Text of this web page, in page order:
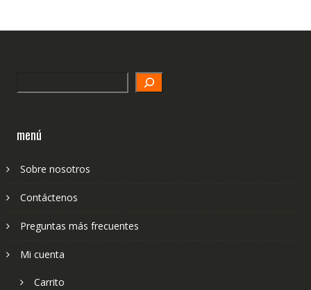
menú
Sobre nosotros
Contáctenos
Preguntas más frecuentes
Mi cuenta
Carrito